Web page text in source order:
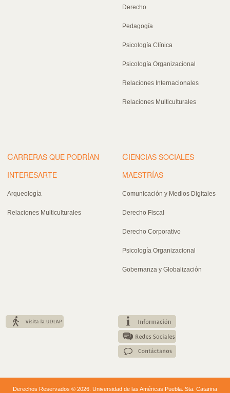
Derecho
Pedagogía
Psicología Clínica
Psicología Organizacional
Relaciones Internacionales
Relaciones Multiculturales
CARRERAS QUE PODRÍAN
INTERESARTE
Arqueología
Relaciones Multiculturales
CIENCIAS SOCIALES
MAESTRÍAS
Comunicación y Medios Digitales
Derecho Fiscal
Derecho Corporativo
Psicología Organizacional
Gobernanza y Globalización
Derechos Reservados © 2026. Universidad de las Américas Puebla. Sta. Catarina